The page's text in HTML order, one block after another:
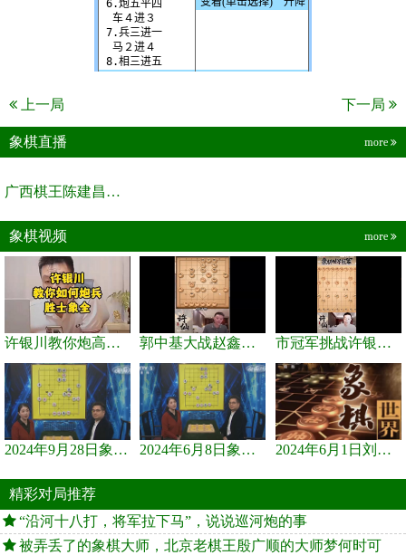
上一局 下一局
象棋直播 more
广西棋王陈建昌直播间
象棋视频 more
许银川教你炮高兵士象全如何赢士象全，简单四步即可 郭中基大战赵鑫鑫，许银川激情讲解 市冠军挑战许银川，急进中兵变化真激烈！
2024年9月28日象棋世界栏目，刘君、蒋川讲解了第九届杨官璘杯象棋... 2024年6月8日象棋世界，刘君、蒋川讲解了第九届杨官璘杯全国象棋... 2024年6月1日刘君、蒋川讲解第三届上海杯象棋大师赛谢靖与李少庚...
精彩对局推荐
“沿河十八打，将军拉下马”，说说巡河炮的事
被弄丢了的象棋大师，北京老棋王殷广顺的大师梦何时可